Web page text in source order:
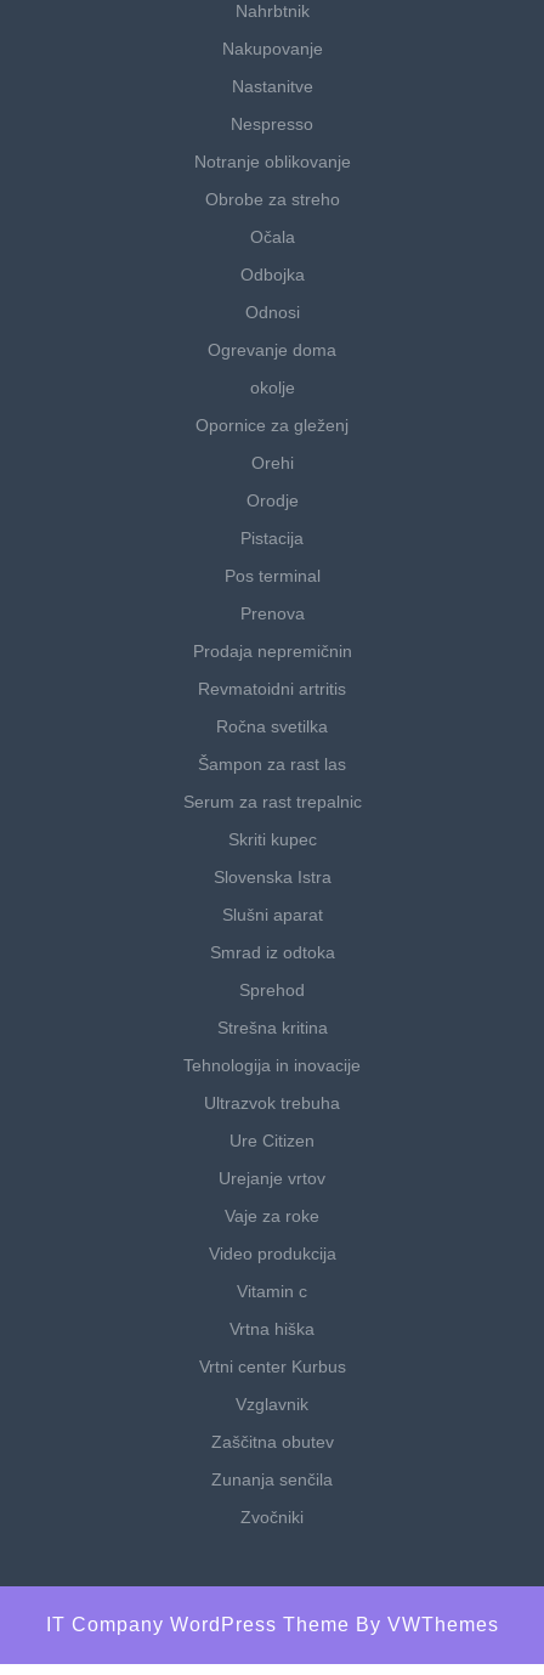
Nahrbtnik
Nakupovanje
Nastanitve
Nespresso
Notranje oblikovanje
Obrobe za streho
Očala
Odbojka
Odnosi
Ogrevanje doma
okolje
Opornice za gleženj
Orehi
Orodje
Pistacija
Pos terminal
Prenova
Prodaja nepremičnin
Revmatoidni artritis
Ročna svetilka
Šampon za rast las
Serum za rast trepalnic
Skriti kupec
Slovenska Istra
Slušni aparat
Smrad iz odtoka
Sprehod
Strešna kritina
Tehnologija in inovacije
Ultrazvok trebuha
Ure Citizen
Urejanje vrtov
Vaje za roke
Video produkcija
Vitamin c
Vrtna hiška
Vrtni center Kurbus
Vzglavnik
Zaščitna obutev
Zunanja senčila
Zvočniki
IT Company WordPress Theme By VWThemes